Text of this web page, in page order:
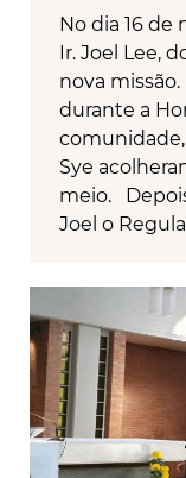
No dia 16 de
Ir. Joel Lee,
nova
durante a
comunidade,
Sye
meio.
Joel o